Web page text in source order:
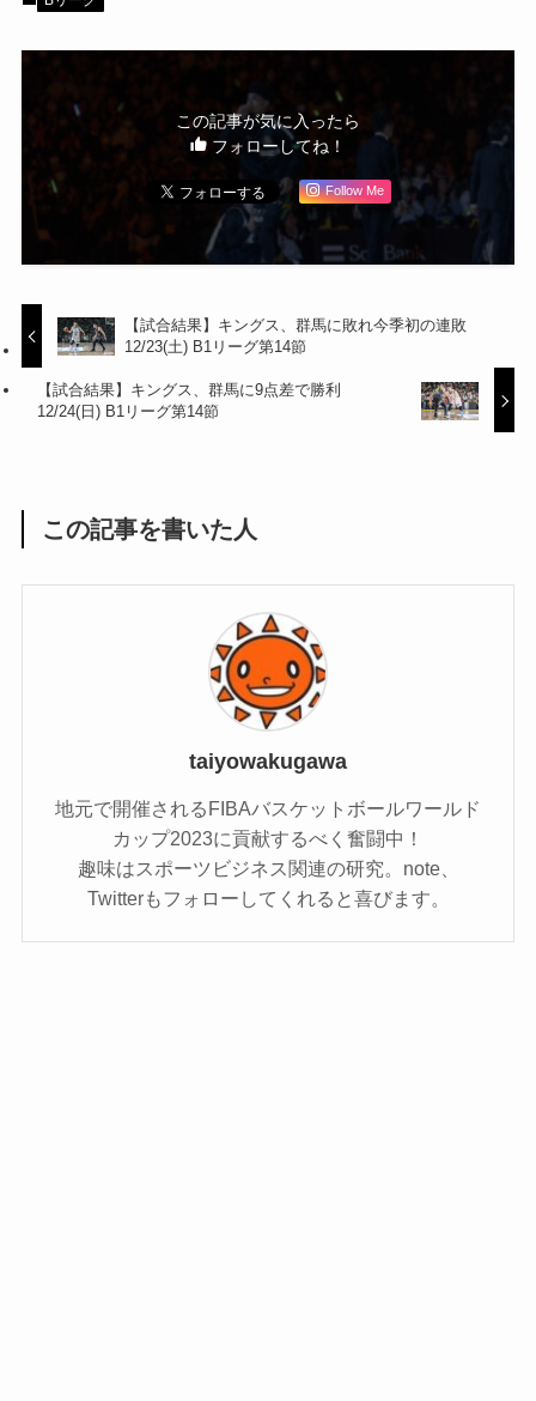
この記事が気に入ったら
フォローしてね！
Follow Me
【試合結果】キングス、群馬に敗れ今季初の連敗
12/23(土) B1リーグ第14節
【試合結果】キングス、群馬に9点差で勝利
12/24(日) B1リーグ第14節
この記事を書いた人
taiyowakugawa
地元で開催されるFIBAバスケットボールワールド
カップ2023に貢献するべく奮闘中！
趣味はスポーツビジネス関連の研究。note、
Twitterもフォローしてくれると喜びます。